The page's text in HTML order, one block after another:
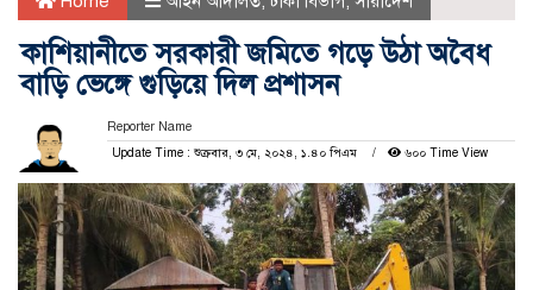
কাশিয়ানীতে সরকারী জমিতে গড়ে উঠা অবৈধ
বাড়ি ভেঙ্গে গুড়িয়ে দিল প্রশাসন
Reporter Name
Update Time : শুক্রবার, ৩ মে, ২০২৪, ১.৪০ পিএম
৬০০ Time View